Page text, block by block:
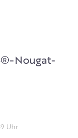
Nougat-
Uhr